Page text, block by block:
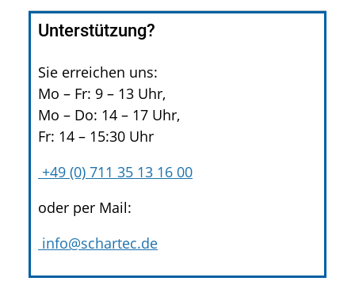
Unterstützung?
Sie erreichen uns:
Mo – Fr: 9 – 13 Uhr,
Mo – Do: 14 – 17 Uhr,
Fr: 14 – 15:30 Uhr
+49 (0) 711 35 13 16 00
oder per Mail:
info@schartec.de